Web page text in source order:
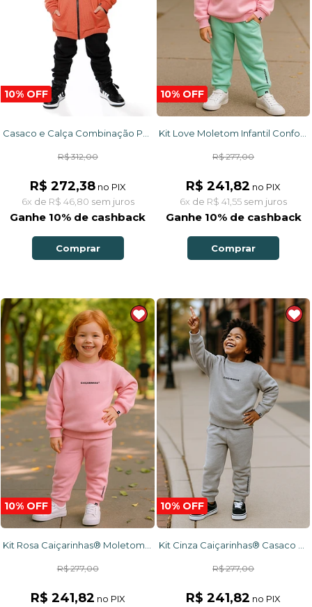
10% OFF
R$ 312,00
R$ 272,38 no PIX
6x de R$ 46,80 sem juros
Ganhe 10% de cashback
Comprar
10% OFF
R$ 277,00
R$ 241,82 no PIX
6x de R$ 41,55 sem juros
Ganhe 10% de cashback
Comprar
10% OFF
Kit Rosa Caiçarinhas® Moletom Infantil Confortável Blusão + Calça
R$ 277,00
R$ 241,82 no PIX
10% OFF
Kit Cinza Caiçarinhas® Casaco + Calça Moletom Infantil Confortável
R$ 277,00
R$ 241,82 no PIX